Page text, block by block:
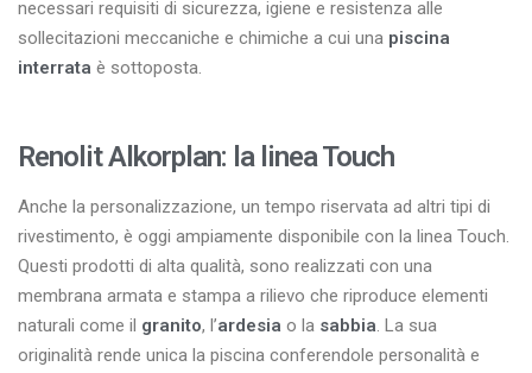
necessari requisiti di sicurezza, igiene e resistenza alle
sollecitazioni meccaniche e chimiche a cui una piscina
interrata è sottoposta.
Renolit Alkorplan: la linea Touch
Anche la personalizzazione, un tempo riservata ad altri tipi di
rivestimento, è oggi ampiamente disponibile con la linea Touch.
Questi prodotti di alta qualità, sono realizzati con una
membrana armata e stampa a rilievo che riproduce elementi
naturali come il granito, l’ardesia o la sabbia. La sua
originalità rende unica la piscina conferendole personalità e